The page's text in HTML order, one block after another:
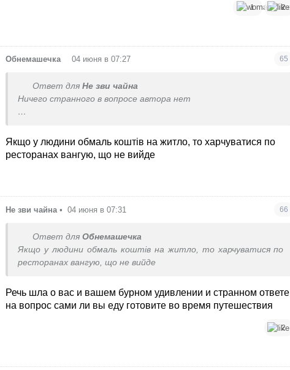
1 2
Обнемашечка 04 июня в 07:27 65
Ответ для Не зви чайна
Ничего странного в вопросе автора нет
успешно пользуются))
Якщо у людини обмаль коштів на житло, то харчуватися по
ресторанах вангую, що не вийде
Не зви чайна • 04 июня в 07:31 66
Ответ для Обнемашечка
Якщо у людини обмаль коштів на житло, то харчуватися по
ресторанах вангую, що не вийде
Речь шла о вас и вашем бурном удивлении и странном ответе
на вопрос сами ли вы еду готовите во время путешествия
2